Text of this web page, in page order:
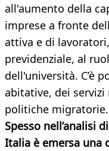
all'aumento della
imprese a fronte
attiva e di
previdenziale, al
dell'università. C’è
abitative, dei
politiche migratorie.
Spesso nell’analisi
Italia è emersa una